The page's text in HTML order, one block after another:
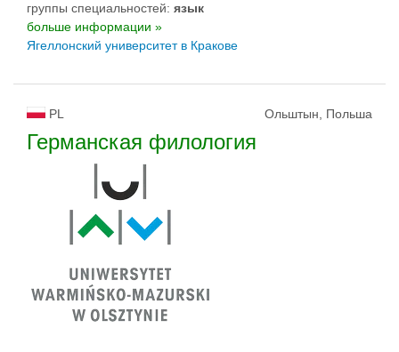
группы специальностей: язык
больше информации »
Ягеллонский университет в Кракове
PL Ольштын, Польша
Германская филология